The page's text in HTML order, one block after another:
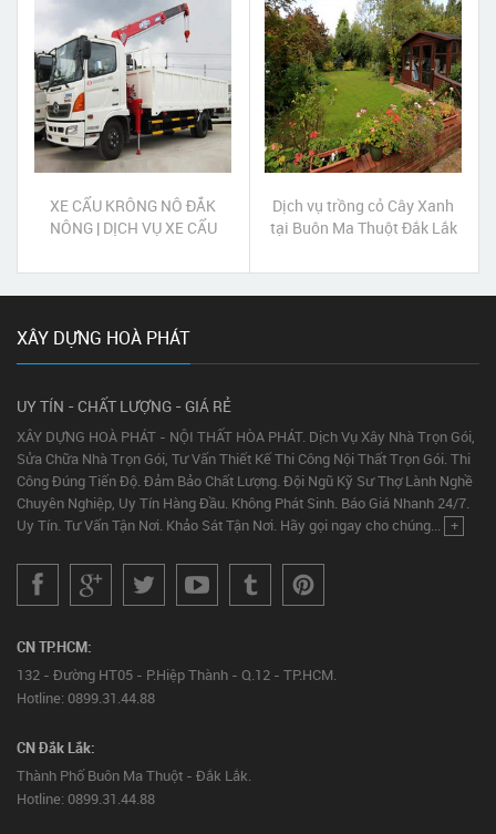
XE CẨU KRÔNG NÔ ĐẮK
NÔNG | DỊCH VỤ XE CẨU
Dịch vụ trồng cỏ Cây Xanh
tại Buôn Ma Thuột Đắk Lắk
XÂY DỰNG HOÀ PHÁT
UY TÍN - CHẤT LƯỢNG - GIÁ RẺ
XÂY DỰNG HOÀ PHÁT - NỘI THẤT HÒA PHÁT. Dịch Vụ Xây Nhà Trọn Gói,
Sửa Chữa Nhà Trọn Gói, Tư Vấn Thiết Kế Thi Công Nội Thất Trọn Gói. Thi
Công Đúng Tiến Độ. Đảm Bảo Chất Lượng. Đội Ngũ Kỹ Sư Thợ Lành Nghề
Chuyên Nghiệp, Uy Tín Hàng Đầu. Không Phát Sinh. Báo Giá Nhanh 24/7.
Uy Tín. Tư Vấn Tận Nơi. Khảo Sát Tận Nơi. Hãy gọi ngay cho chúng... +
CN TP.HCM:
132 - Đường HT05 - P.Hiệp Thành - Q.12 - TP.HCM.
Hotline: 0899.31.44.88
CN Đắk Lắk:
Thành Phố Buôn Ma Thuột - Đắk Lắk.
Hotline: 0899.31.44.88